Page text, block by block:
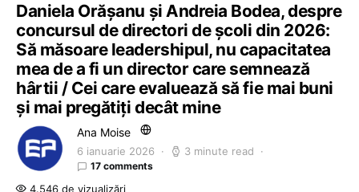
Daniela Orășanu și Andreia Bodea, despre
concursul de directori de școli din 2026:
Să măsoare leadershipul, nu capacitatea
mea de a fi un director care semnează
hârtii / Cei care evaluează să fie mai buni
și mai pregătiți decât mine
Ana Moise
6 ianuarie 2026 3 minute read
17 comments
4.546 de vizualizări